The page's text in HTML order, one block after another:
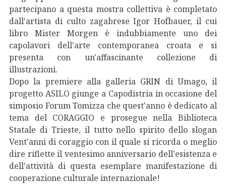
partecipano a questa mostra collettiva è completato
dall'artista di culto zagabrese Igor Hofbauer, il cui
libro Mister Morgen è indubbiamente uno dei
capolavori dell'arte contemporanea croata e si
presenta con un'affascinante collezione di
illustrazioni.
Dopo la premiere alla galleria GRIN di Umago, il
progetto ASILO giunge a Capodistria in occasione del
simposio Forum Tomizza che quest'anno è dedicato al
tema del CORAGGIO e prosegue nella Biblioteca
Statale di Trieste, il tutto nello spirito dello slogan
Vent'anni di coraggio con il quale si ricorda o meglio
dire riflette il ventesimo anniversario dell'esistenza e
dell'attività di questa esemplare manifestazione di
cooperazione culturale internazionale!